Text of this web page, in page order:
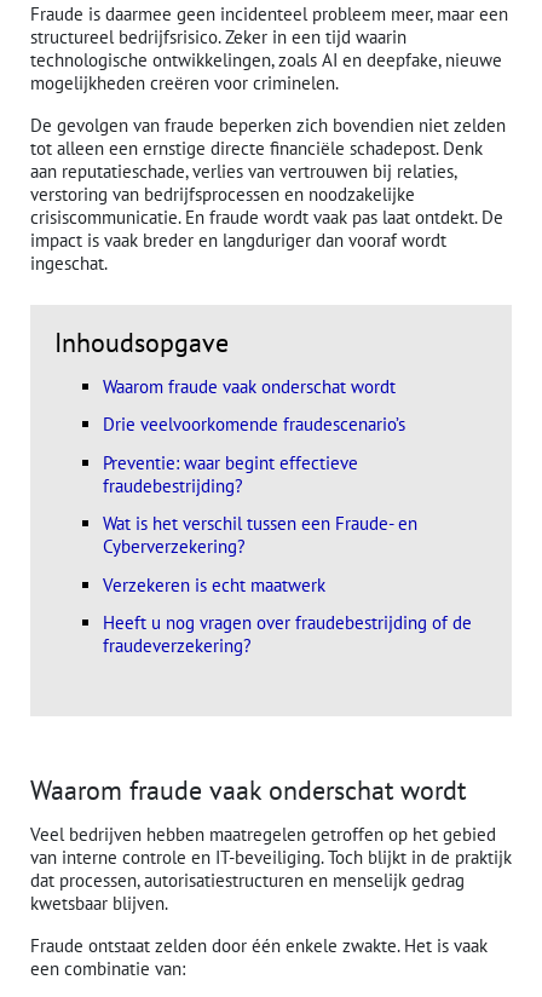
Fraude is daarmee geen incidenteel probleem meer, maar een
structureel bedrijfsrisico. Zeker in een tijd waarin
technologische ontwikkelingen, zoals AI en deepfake, nieuwe
mogelijkheden creëren voor criminelen.
De gevolgen van fraude beperken zich bovendien niet zelden
tot alleen een ernstige directe financiële schadepost. Denk
aan reputatieschade, verlies van vertrouwen bij relaties,
verstoring van bedrijfsprocessen en noodzakelijke
crisiscommunicatie. En fraude wordt vaak pas laat ontdekt. De
impact is vaak breder en langduriger dan vooraf wordt
ingeschat.
Inhoudsopgave
Waarom fraude vaak onderschat wordt
Drie veelvoorkomende fraudescenario’s
Preventie: waar begint effectieve
fraudebestrijding?
Wat is het verschil tussen een Fraude- en
Cyberverzekering?
Verzekeren is echt maatwerk
Heeft u nog vragen over fraudebestrijding of de
fraudeverzekering?
Waarom fraude vaak onderschat wordt
Veel bedrijven hebben maatregelen getroffen op het gebied
van interne controle en IT-beveiliging. Toch blijkt in de praktijk
dat processen, autorisatiestructuren en menselijk gedrag
kwetsbaar blijven.
Fraude ontstaat zelden door één enkele zwakte. Het is vaak
een combinatie van: